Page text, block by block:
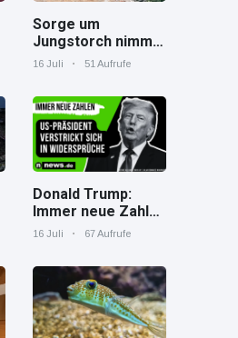
Sorge um
Jungstorch nimmt
glückliche
16 Juli 51 Aufrufe
Donald Trump:
Immer neue Zahlen
– US-Präsident
Widersprüche
16 Juli 67 Aufrufe